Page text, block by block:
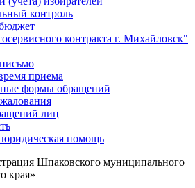
контроль
контракта г. Михайловск"
приема
формы обращений
лиц
юридическая помощь
Шпаковского муниципального
края»